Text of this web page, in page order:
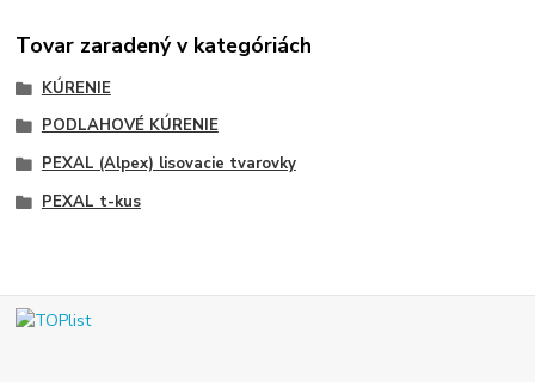
Tovar zaradený v kategóriách
KÚRENIE
PODLAHOVÉ KÚRENIE
PEXAL (Alpex) lisovacie tvarovky
PEXAL t-kus